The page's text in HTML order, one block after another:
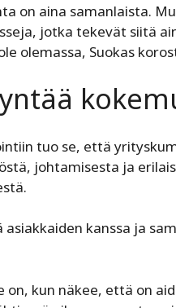
on aina samanlaista.
jotka tekevät siitä
olemassa, Suokas
tuo se, että
johtamisesta ja
asiakkaiden kanssa ja
on, kun näkee, että on